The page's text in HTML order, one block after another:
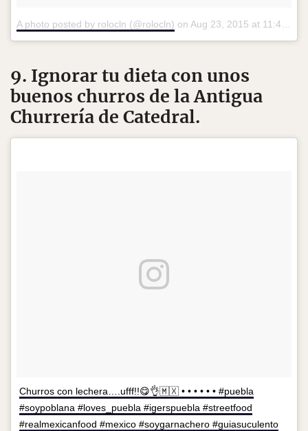
A photo posted by rolocln (@rolocln) on Aug 23, 2015 at 11:46am PDT
9. Ignorar tu dieta con unos
buenos churros de la Antigua
Churrería de Catedral.
Churros con lechera….ufff!!😋👌🇲🇽 • • • • • • #puebla
#soypoblana #loves_puebla #igerspuebla #streetfood
#realmexicanfood #mexico #soygarnachero #guiasuculento